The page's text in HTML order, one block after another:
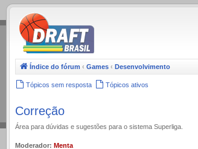
.
Índice do fórum ‹ Games ‹ Desenvolvimento
Tópicos sem resposta Tópicos ativos
Correção
Área para dúvidas e sugestões para o sistema Superliga.
Moderador: Menta